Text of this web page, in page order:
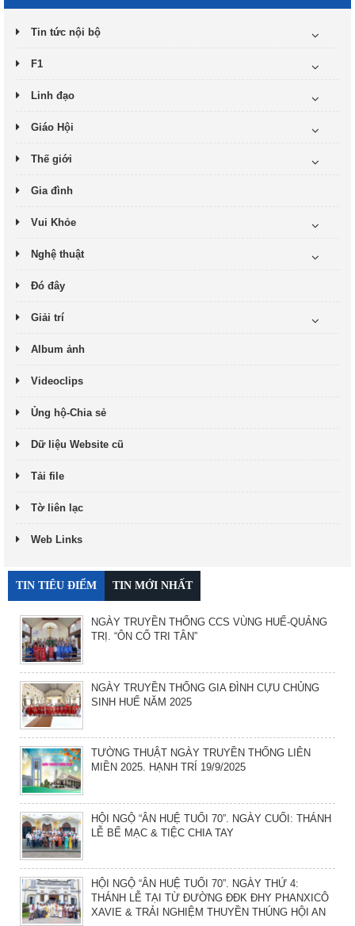
Tin tức nội bộ
F1
Linh đạo
Giáo Hội
Thế giới
Gia đình
Vui Khỏe
Nghệ thuật
Đó đây
Giải trí
Album ảnh
Videoclips
Ủng hộ-Chia sẻ
Dữ liệu Website cũ
Tải file
Tờ liên lạc
Web Links
TIN TIÊU ĐIỂM TIN MỚI NHẤT
NGÀY TRUYỀN THỐNG CCS VÙNG HUẾ-QUẢNG
TRỊ. “ÔN CỐ TRI TÂN”
NGÀY TRUYỀN THỐNG GIA ĐÌNH CỰU CHỦNG
SINH HUẾ NĂM 2025
TƯỜNG THUẬT NGÀY TRUYỀN THỐNG LIÊN
MIỀN 2025. HẠNH TRÍ 19/9/2025
HỘI NGỘ “ÂN HUỆ TUỔI 70”. NGÀY CUỐI: THÁNH
LỄ BẾ MẠC & TIỆC CHIA TAY
HỘI NGỘ “ÂN HUỆ TUỔI 70”. NGÀY THỨ 4:
THÁNH LỄ TẠI TỪ ĐƯỜNG ĐĐK ĐHY PHANXICÔ
XAVIE & TRẢI NGHIỆM THUYỀN THÚNG HỘI AN